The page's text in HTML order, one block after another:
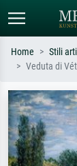
Cerca per
Monet,
Home Stili
Veduta di